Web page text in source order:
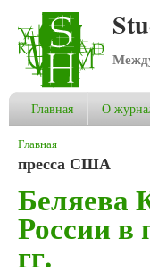
Главная О
Вы здесь
Главная
пресса США
Беляева
России в
гг.